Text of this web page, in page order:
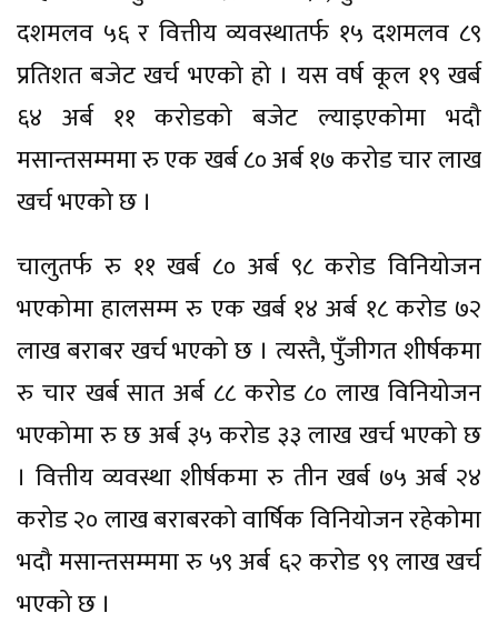
दशमलव ५६ र वित्तीय व्यवस्थातर्फ १५ दशमलव ८९
प्रतिशत बजेट खर्च भएको हो । यस वर्ष कूल १९ खर्ब
६४ अर्ब ११ करोडको बजेट ल्याइएकोमा भदौ
मसान्तसम्ममा रु एक खर्ब ८० अर्ब १७ करोड चार लाख
खर्च भएको छ ।
चालुतर्फ रु ११ खर्ब ८० अर्ब ९८ करोड विनियोजन
भएकोमा हालसम्म रु एक खर्ब १४ अर्ब १८ करोड ७२
लाख बराबर खर्च भएको छ । त्यस्तै, पुँजीगत शीर्षकमा
रु चार खर्ब सात अर्ब ८८ करोड ८० लाख विनियोजन
भएकोमा रु छ अर्ब ३५ करोड ३३ लाख खर्च भएको छ
। वित्तीय व्यवस्था शीर्षकमा रु तीन खर्ब ७५ अर्ब २४
करोड २० लाख बराबरको वार्षिक विनियोजन रहेकोमा
भदौ मसान्तसम्ममा रु ५९ अर्ब ६२ करोड ९९ लाख खर्च
भएको छ ।